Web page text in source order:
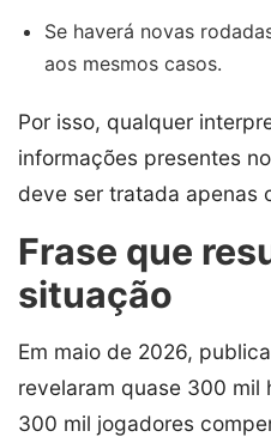
Se haverá novas
aos mesmos casos.
Por isso, qualquer
informações presentes
deve ser tratada apenas
Frase que
situação
Em maio de 2026,
revelaram quase 300 mil
300 mil jogadores